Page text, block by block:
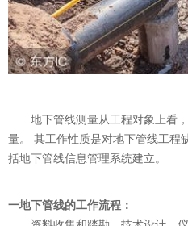
地下管线测量从工程对象上看，
量。 其工作性质是对地下管线工程
括地下管线信息管理系统建立。
一地下管线的工作流程：